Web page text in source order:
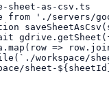
as-csv.ts
from './servers/
=>
workspace/
sheet-